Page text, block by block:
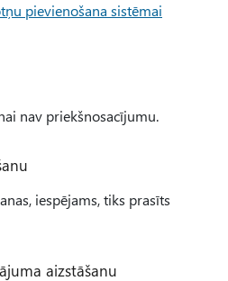
pievienošana sistēmai
nav priekšnosacījumu.
iespējams, tiks prasīts
aizstāšanu